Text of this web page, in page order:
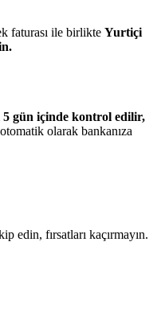
faturası ile birlikte Yurtiçi
5 gün içinde kontrol edilir,
olarak bankanıza
edin, fırsatları kaçırmayın.